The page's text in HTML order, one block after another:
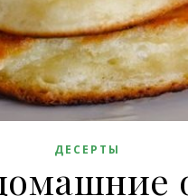
ДЕСЕРТЫ